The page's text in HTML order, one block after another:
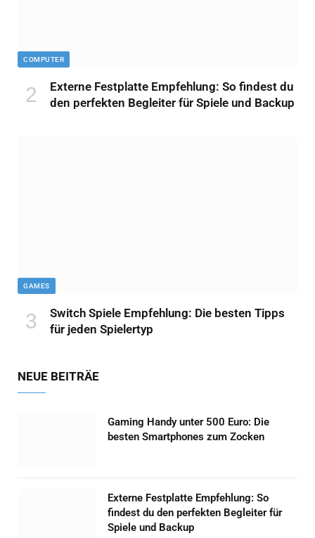
COMPUTER
Externe Festplatte Empfehlung: So findest du
den perfekten Begleiter für Spiele und Backup
GAMES
Switch Spiele Empfehlung: Die besten Tipps
für jeden Spielertyp
NEUE BEITRÄE
Gaming Handy unter 500 Euro: Die
besten Smartphones zum Zocken
Externe Festplatte Empfehlung: So
findest du den perfekten Begleiter für
Spiele und Backup